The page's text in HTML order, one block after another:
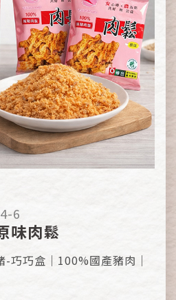
6
味肉鬆
-巧巧盒｜100%國產豬肉｜